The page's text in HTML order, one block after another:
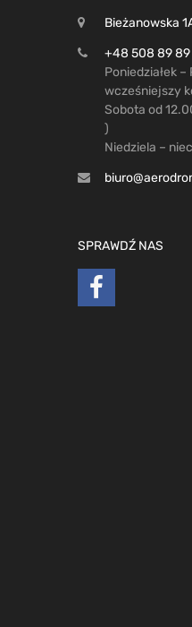
Bieżanowska
+48 508 89 89
Poniedziałek
wcześniejszy
Sobota od
)
Niedziela –
SPRAWDŹ NAS